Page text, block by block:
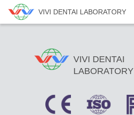
VIVI DENTAI LABORATORY
VIVI DENTAI
LABORATORY